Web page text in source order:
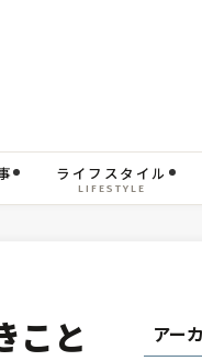
ライフスタイル
LIFESTYLE
こと
アー